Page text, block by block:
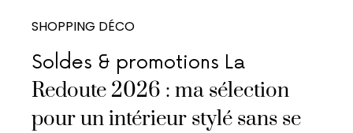
SHOPPING DÉCO
Soldes & promotions La
Redoute 2026 : ma sélection
pour un intérieur stylé sans se